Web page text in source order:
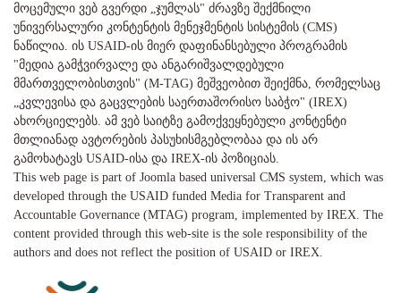
მოცემული ვებ გვერდი „ჯუმლას" ძრავზე შექმნილი
უნივერსალური კონტენტის მენეჯმენტის სისტემის (CMS)
ნაწილია. ის USAID-ის მიერ დაფინანსებული პროგრამის
"მედია გამჭვირვალე და ანგარიშვალდებული
მმართველობისთვის" (M-TAG) მეშვეობით შეიქმნა, რომელსაც
„კვლევისა და გაცვლების საერთაშორისო საბჭო" (IREX)
ახორციელებს. ამ ვებ საიტზე გამოქვეყნებული კონტენტი
მთლიანად ავტორების პასუხისმგებლობაა და ის არ
გამოხატავს USAID-ისა და IREX-ის პოზიციას.
This web page is part of Joomla based universal CMS system, which was
developed through the USAID funded Media for Transparent and
Accountable Governance (MTAG) program, implemented by IREX. The
content provided through this web-site is the sole responsibility of the
authors and does not reflect the position of USAID or IREX.